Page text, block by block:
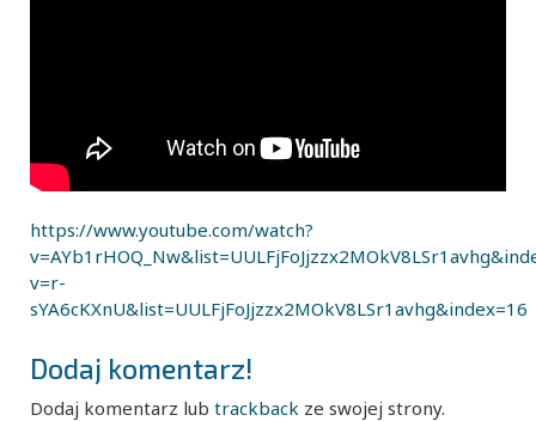
https://www.youtube.com/watch?
v=r-
sYA6cKXnU&list=UULFjFoJjzzx2MOkV8LSr1avhg&index=16
Dodaj komentarz!
Dodaj komentarz lub trackback ze swojej strony.